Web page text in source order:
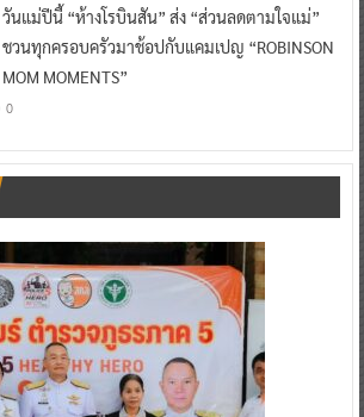
วันแม่ปีนี้ “ห้างโรบินสัน” ส่ง “ส่วนลดตามใจแม่”
ชวนทุกครอบครัวมาช้อปกับแคมเปญ “ROBINSON
MOM MOMENTS”
0